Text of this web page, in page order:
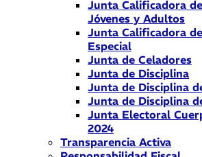
Junta Calificadora
Jóvenes y Adultos
Junta Calificadora
Especial
Junta de Celadores
Junta de Disciplina
Junta de Disciplina
Junta de Disciplina
Junta Electoral
2024
Transparencia Activa